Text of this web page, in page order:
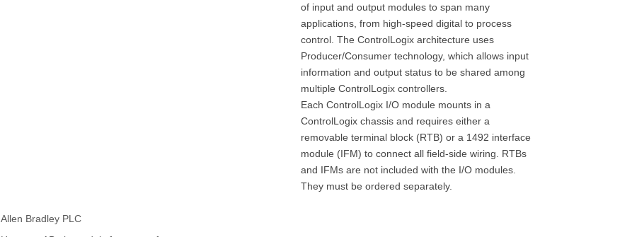
of input and output modules to span many
applications, from high-speed digital to process
control. The ControlLogix architecture uses
Producer/Consumer technology, which allows input
information and output status to be shared among
multiple ControlLogix controllers.
Each ControlLogix I/O module mounts in a
ControlLogix chassis and requires either a
removable terminal block (RTB) or a 1492 interface
module (IFM) to connect all field-side wiring. RTBs
and IFMs are not included with the I/O modules.
They must be ordered separately.
Allen Bradley PLC